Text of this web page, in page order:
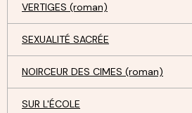
VERTIGES (roman)
SEXUALITÉ SACRÉE
NOIRCEUR DES CIMES (roman)
SUR L'ÉCOLE